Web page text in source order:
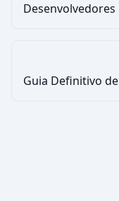
Desenvolvedores
Guia Definitivo